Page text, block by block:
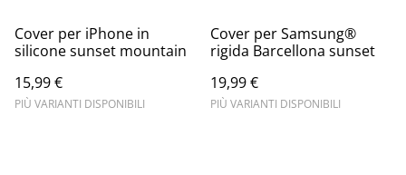
Cover per iPhone in
silicone sunset mountain
15,99 €
PIÙ VARIANTI DISPONIBILI
Cover per Samsung®
rigida Barcellona sunset
19,99 €
PIÙ VARIANTI DISPONIBILI